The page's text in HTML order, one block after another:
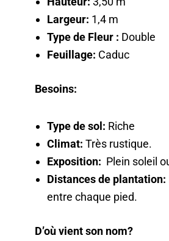
Largeur: 1,4 m
Type de Fleur : Double
Feuillage: Caduc
Besoins:
Type de sol: Riche
Climat: Très rustique.
Exposition: Plein soleil
Distances de plantation:
entre chaque pied.
D’où vient son nom?